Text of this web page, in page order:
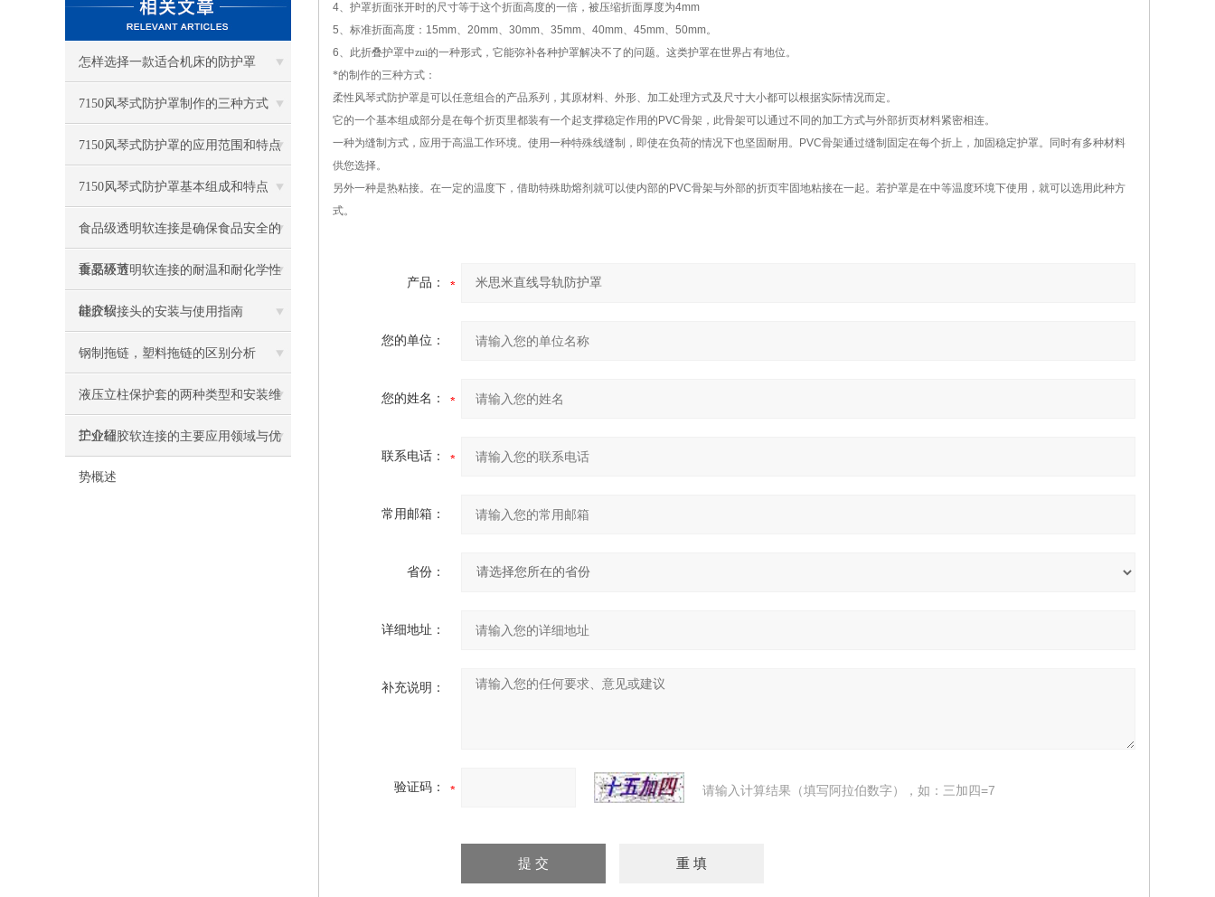
怎样选择一款适合机床的防护罩
7150风琴式防护罩制作的三种方式
7150风琴式防护罩的应用范围和特点
7150风琴式防护罩基本组成和特点
食品级透明软连接是确保食品安全的
重要环节
食品级透明软连接的耐温和耐化学性
能介绍
硅胶软接头的安装与使用指南
钢制拖链，塑料拖链的区别分析
液压立柱保护套的两种类型和安装维
护介绍
工业硅胶软连接的主要应用领域与优
势概述
4、护罩折面张开时的尺寸等于这个折面高度的一倍，被压缩折面厚度为4mm
5、标准折面高度： 15mm、 20mm、 30mm、 35mm、 40mm、 45mm、 50mm。
6、此折叠护罩中zui的一种形式，它能弥补各种护罩解决不了的问题。这类护罩在世界占有地位。
*的制作的三种方式：
柔性风琴式防护罩是可以任意组合的产品系列，其原材料、外形、加工处理方式及尺寸大小都可以根据实际情况而定。
它的一个基本组成部分是在每个折页里都装有一个起支撑稳定作用的 PVC骨架，此骨架可以通过不同的加工方式与外部折页材料紧密相连。
一种为缝制方式，应用于高温工作环境。使用一种特殊线缝制，即使在负荷的情况下也坚固耐用。
PVC骨架通过缝制固定在每个折上，加固稳定护罩。同时有多种材料
供您选择。
另外一种是热粘接。在一定的温度下，借助特殊助熔剂就可以使内部的 PVC骨架与外部的折页牢固地粘接在一起。若护罩是在中等温度环境下使用，就可以选用此种方
式。
产品：
您的单位：
您的姓名：
联系电话：
常用邮箱：
省份：
详细地址：
补充说明：
验证码： 请输入计算结果（填写阿拉伯数字），如：三加四=7